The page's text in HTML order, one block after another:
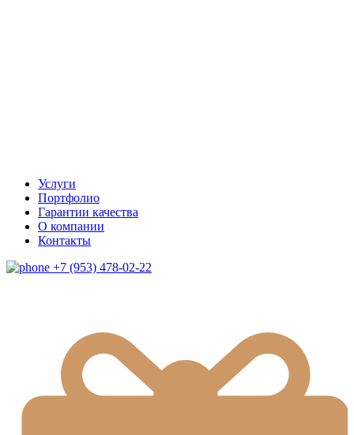
Услуги
Портфолио
Гарантии качества
О компании
Контакты
+7 (953) 478-02-22